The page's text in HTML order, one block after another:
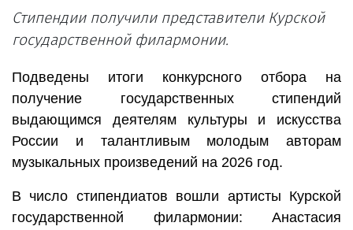
Стипендии получили представители Курской
государственной филармонии.
Подведены итоги конкурсного отбора на
получение государственных стипендий
выдающимся деятелям культуры и искусства
России и талантливым молодым авторам
музыкальных произведений на 2026 год.
В число стипендиатов вошли артисты Курской
государственной филармонии: Анастасия